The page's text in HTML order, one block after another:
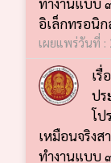
อิเล็กทรอนิ
เผยแพร่วันที่ :
เรื่
ปร
โป
เหมือนจริงส
ทำงานแบบ